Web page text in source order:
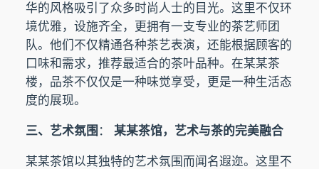
华的风格吸引了众多时尚人士的目光。这里不仅环
境优雅，设施齐全，更拥有一支专业的茶艺师团
队。他们不仅精通各种茶艺表演，还能根据顾客的
口味和需求，推荐最适合的茶叶品种。在某某茶
楼，品茶不仅仅是一种味觉享受，更是一种生活态
度的展现。
三、艺术氛围 ： 某某茶馆，艺术与茶的完美融合
某某茶馆以其独特的艺术氛围而闻名遐迩。这里不